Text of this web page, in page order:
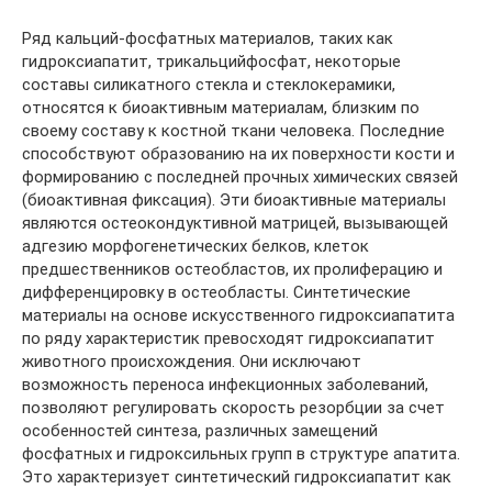
Ряд кальций-фосфатных материалов, таких как
гидроксиапатит, трикальцийфосфат, некоторые
составы силикатного стекла и стеклокерамики,
относятся к биоактивным материалам, близким по
своему составу к костной ткани человека. Последние
способствуют образованию на их поверхности кости и
формированию с последней прочных химических связей
(биоактивная фиксация). Эти биоактивные материалы
являются остеокондуктивной матрицей, вызывающей
адгезию морфогенетических белков, клеток
предшественников остеобластов, их пролиферацию и
дифференцировку в остеобласты. Синтетические
материалы на основе искусственного гидроксиапатита
по ряду характеристик превосходят гидроксиапатит
животного происхождения. Они исключают
возможность переноса инфекционных заболеваний,
позволяют регулировать скорость резорбции за счет
особенностей синтеза, различных замещений
фосфатных и гидроксильных групп в структуре апатита.
Это характеризует синтетический гидроксиапатит как